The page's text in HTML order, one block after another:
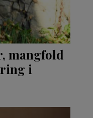
mangfold
i